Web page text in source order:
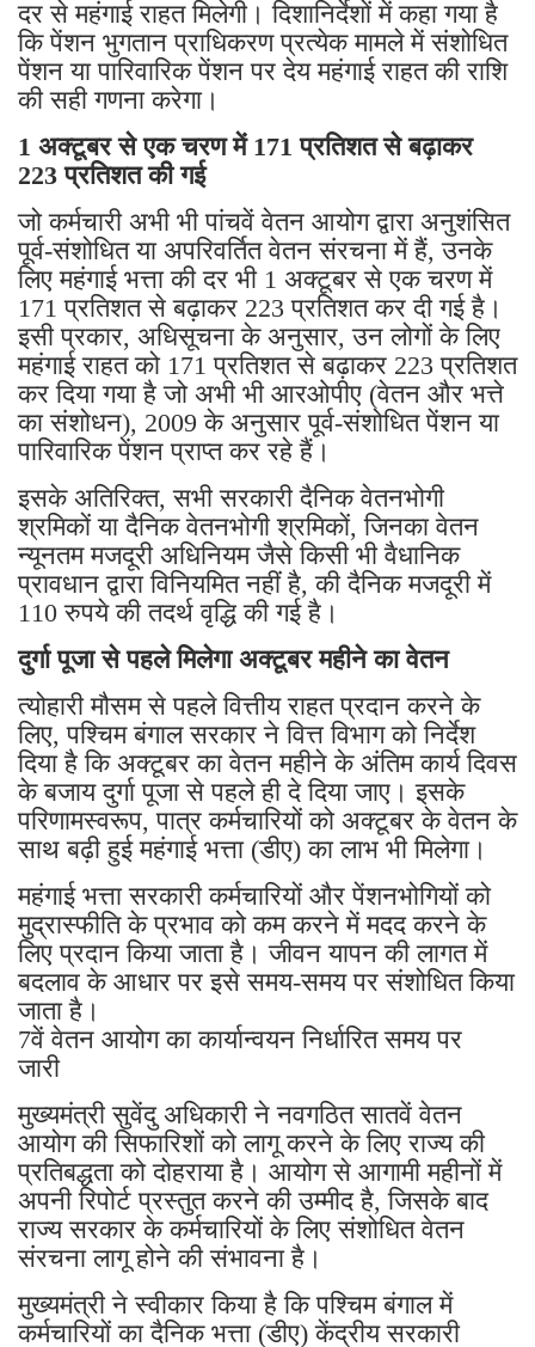
दर से महंगाई राहत मिलेगी। दिशानिर्देशों में कहा गया है
कि पेंशन भुगतान प्राधिकरण प्रत्येक मामले में संशोधित
पेंशन या पारिवारिक पेंशन पर देय महंगाई राहत की राशि
की सही गणना करेगा।
1 अक्टूबर से एक चरण में 171 प्रतिशत से बढ़ाकर
223 प्रतिशत की गई
जो कर्मचारी अभी भी पांचवें वेतन आयोग द्वारा अनुशंसित
पूर्व-संशोधित या अपरिवर्तित वेतन संरचना में हैं, उनके
लिए महंगाई भत्ता की दर भी 1 अक्टूबर से एक चरण में
171 प्रतिशत से बढ़ाकर 223 प्रतिशत कर दी गई है।
इसी प्रकार, अधिसूचना के अनुसार, उन लोगों के लिए
महंगाई राहत को 171 प्रतिशत से बढ़ाकर 223 प्रतिशत
कर दिया गया है जो अभी भी आरओपीए (वेतन और भत्ते
का संशोधन), 2009 के अनुसार पूर्व-संशोधित पेंशन या
पारिवारिक पेंशन प्राप्त कर रहे हैं।
इसके अतिरिक्त, सभी सरकारी दैनिक वेतनभोगी
श्रमिकों या दैनिक वेतनभोगी श्रमिकों, जिनका वेतन
न्यूनतम मजदूरी अधिनियम जैसे किसी भी वैधानिक
प्रावधान द्वारा विनियमित नहीं है, की दैनिक मजदूरी में
110 रुपये की तदर्थ वृद्धि की गई है।
दुर्गा पूजा से पहले मिलेगा अक्टूबर महीने का वेतन
त्योहारी मौसम से पहले वित्तीय राहत प्रदान करने के
लिए, पश्चिम बंगाल सरकार ने वित्त विभाग को निर्देश
दिया है कि अक्टूबर का वेतन महीने के अंतिम कार्य दिवस
के बजाय दुर्गा पूजा से पहले ही दे दिया जाए। इसके
परिणामस्वरूप, पात्र कर्मचारियों को अक्टूबर के वेतन के
साथ बढ़ी हुई महंगाई भत्ता (डीए) का लाभ भी मिलेगा।
महंगाई भत्ता सरकारी कर्मचारियों और पेंशनभोगियों को
मुद्रास्फीति के प्रभाव को कम करने में मदद करने के
लिए प्रदान किया जाता है। जीवन यापन की लागत में
बदलाव के आधार पर इसे समय-समय पर संशोधित किया
जाता है।
7वें वेतन आयोग का कार्यान्वयन निर्धारित समय पर
जारी
मुख्यमंत्री सुवेंदु अधिकारी ने नवगठित सातवें वेतन
आयोग की सिफारिशों को लागू करने के लिए राज्य की
प्रतिबद्धता को दोहराया है। आयोग से आगामी महीनों में
अपनी रिपोर्ट प्रस्तुत करने की उम्मीद है, जिसके बाद
राज्य सरकार के कर्मचारियों के लिए संशोधित वेतन
संरचना लागू होने की संभावना है।
मुख्यमंत्री ने स्वीकार किया है कि पश्चिम बंगाल में
कर्मचारियों का दैनिक भत्ता (डीए) केंद्रीय सरकारी